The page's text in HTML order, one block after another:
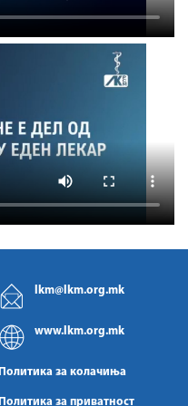
lkm@lkm.org.mk
www.lkm.org.mk
Политика за колачиња
Политика за приватност